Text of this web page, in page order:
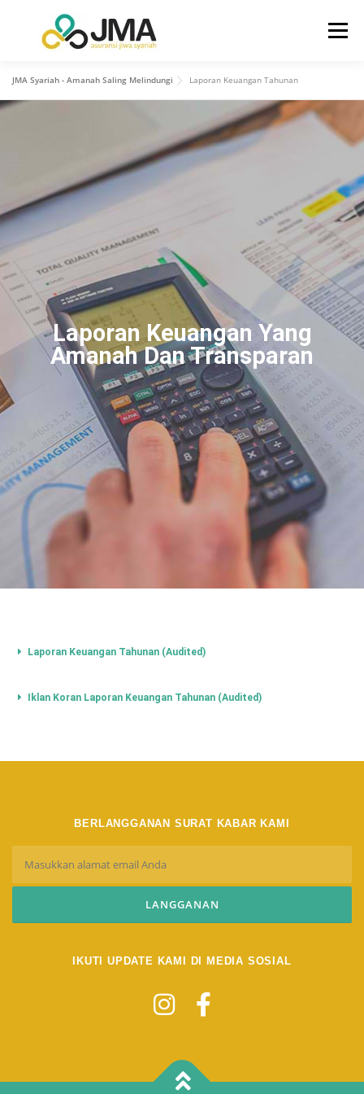
Menu
HUBUNGAN INVESTOR PRODUK
INFO KONTAK KAMI
JMA Syariah - Amanah Saling Melindungi Laporan Keuangan Tahunan
Laporan Keuangan Yang
Amanah Dan Transparan
Laporan Keuangan Tahunan (Audited)
Iklan Koran Laporan Keuangan Tahunan (Audited)
BERLANGGANAN SURAT KABAR KAMI
IKUTI UPDATE KAMI DI MEDIA SOSIAL